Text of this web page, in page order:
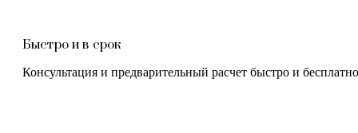
Быстро и в срок
Консультация и предварительный расчет быстро и бесплатно